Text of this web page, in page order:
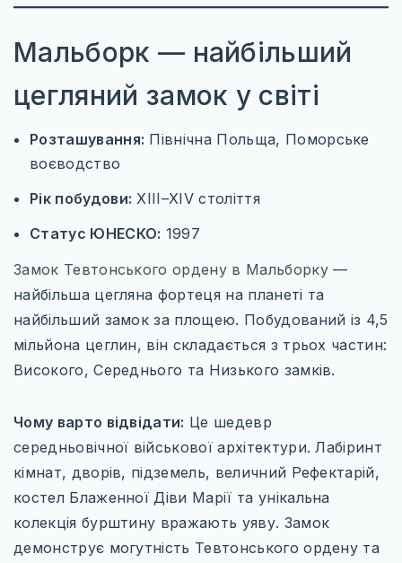
Мальборк — найбільший
цегляний замок у світі
Розташування: Північна Польща, Поморське
воєводство
Рік побудови: XIII–XIV століття
Статус ЮНЕСКО: 1997
Замок Тевтонського ордену в Мальборку—
найбільша цегляна фортеця на планеті та
найбільший замок за площею. Побудований із 4,5
мільйона цеглин, він складається з трьох частин:
Високого, Середнього та Низького замків.
Чому варто відвідати: Це шедевр
середньовічної військової архітектури. Лабіринт
кімнат, дворів, підземель, величний Рефектарій,
костел Блаженної Діви Марії та унікальна
колекція бурштину вражають уяву. Замок
демонструє могутність Тевтонського ордену та